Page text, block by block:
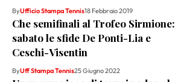
ByUfficio Stampa Tennis18 Febbraio 2019
Che semifinali al Trofeo Sirmione:
sabato le sfide De Ponti-Lia e
Ceschi-Visentin
ByUff Stampa Tennis25 Giugno 2022